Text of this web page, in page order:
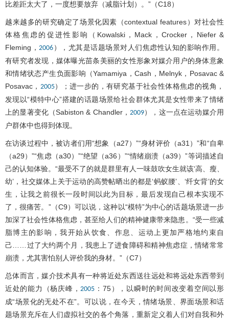
比差距太大了，一度想要放弃（减脂计划）。”（C18）
越来越多的研究确定了场景化因素（contextual features）对社会性
体格焦虑的促进性影响（Kowalski，Mack，Crocker，Niefer &
Fleming， 2006 ），尤其是话题场景对人们焦虑性认知的影响作用。
有研究者发现，媒体曝光苗条美丽的女性形象对媒介用户的身体意象
和情绪状态产生负面影响（Yamamiya，Cash，Melnyk，Posavac &
Posavac， 2005）；进一步的，有研究基于社会性体格焦虑的视角，
发现以“模特中心”搭建的话题场景给社会群体尤其是女性带来了情绪
上的显著变化（Sabiston & Chandler， 2009），这一点在运动媒介用
户群体中也得到体现。
在访谈过程中，被访者们用“想象（a27）”“身材评价（a31）”和“自卑
（a29）”“焦虑（a30）”“绝望（a36）”“情绪崩溃（a39）”等词描述自
己的认知体验。“最受不了的就是群里有人一味鼓吹女生就该‘高、瘦、
幼’，社交媒体上关于运动的高赞帖晒出的都是‘蚂蚁腰’、‘纤女背’的女
生，让我之前很长一段时间以此为目标，最后发现自己根本实现不
了，很痛苦。”（C9）可以说，这种以“模特”为中心的话题场景进一步
加深了社会性体格焦虑，甚至给人们的精神健康带来隐患。“受一些减
脂博主的影响，我开始从饮食、作息、运动上更加严格地约束自
己……过了大约两个月，我患上了进食障碍和精神焦虑症，情绪常常
崩溃，尤其害怕别人评价我的身材。”（C7）
总体而言，媒介技术具有一种将近处东西送往远处和将远处东西带到
近处的能力（杨庆峰， 2005 ：75），以瞬时的时间改变着空间以形
成“场景化的无处不在”。可以说，在今天，情绪场景、界面场景和话
题场景充斥在人们虚拟社交的各个角落，重新定义着人们对自我和外